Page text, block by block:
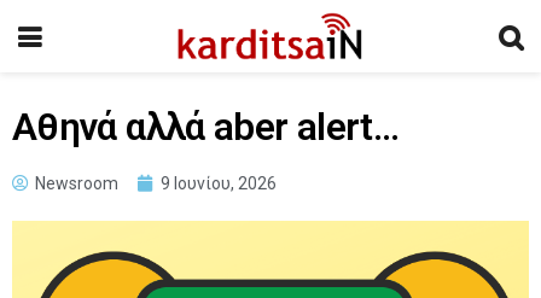
Αθηνά αλλά aber alert…
Newsroom 9 Ιουνίου, 2026